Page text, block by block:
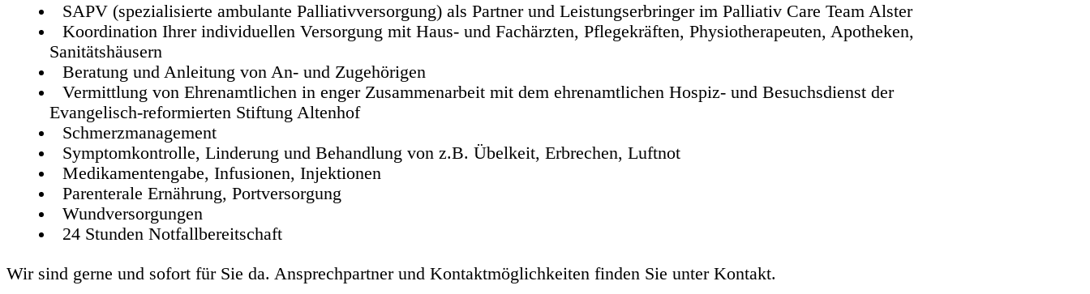
SAPV (spezialisierte ambulante Palliativversorgung) als Partner und Leistungserbringer im Palliativ Care Team Alster
Koordination Ihrer individuellen Versorgung mit Haus- und Fachärzten, Pflegekräften, Physiotherapeuten, Apotheken,
Sanitätshäusern
Beratung und Anleitung von An- und Zugehörigen
Vermittlung von Ehrenamtlichen in enger Zusammenarbeit mit dem ehrenamtlichen Hospiz- und Besuchsdienst der
Evangelisch-reformierten Stiftung Altenhof
Schmerzmanagement
Symptomkontrolle, Linderung und Behandlung von z.B. Übelkeit, Erbrechen, Luftnot
Medikamentengabe, Infusionen, Injektionen
Parenterale Ernährung, Portversorgung
Wundversorgungen
24 Stunden Notfallbereitschaft
Wir sind gerne und sofort für Sie da. Ansprechpartner und Kontaktmöglichkeiten finden Sie unter Kontakt.